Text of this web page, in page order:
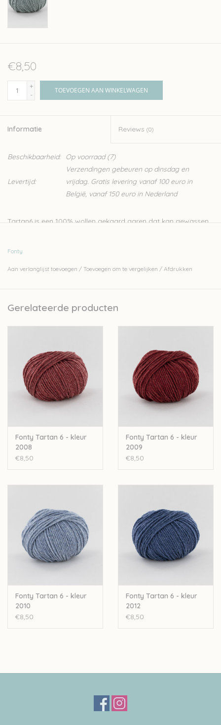
€8,50
+
-
TOEVOEGEN AAN WINKELWAGEN
Informatie Reviews (0)
Beschikbaarheid: Op voorraad(7)
Levertijd:
Verzendingen gebeuren op dinsdag en
vrijdag. Gratis levering vanaf 100 euro in
België, vanaf 150 euro in Nederland
Tartan6 is een 100% wollen gekaard garen dat kan gewassen
draadjes.
gebeurt in Frankrijk zelf. Ze doen dit met zorg voor de natuur
door bijvoorbeeld te werken met een ecologisch
gewerkt waardoor ook de lokale economie gesteund wordt.
Fonty besteedt veel aandacht aan transparantie. Elk product
heeft op zijn label een QR code, hierop vind je alle info over het
productieproces en de oorsprong van de grondstoffen.
De garens van Fonty worden gekleurd op strengen, wat zorgt
dat de kleur dieper in het garen dringt en langer zijn kleur
Nld: 6mm
Let op: de kleur op beeld kan afwijken van de werkelijke kleur.
Fonty
Aan verlanglijst toevoegen / Toevoegen om te vergelijken / Afdrukken
Gerelateerde producten
Fonty Tartan 6 - kleur
2008
€8,50
Fonty Tartan 6 - kleur
2009
€8,50
Fonty Tartan 6 - kleur
2010
€8,50
Fonty Tartan 6 - kleur
2012
€8,50